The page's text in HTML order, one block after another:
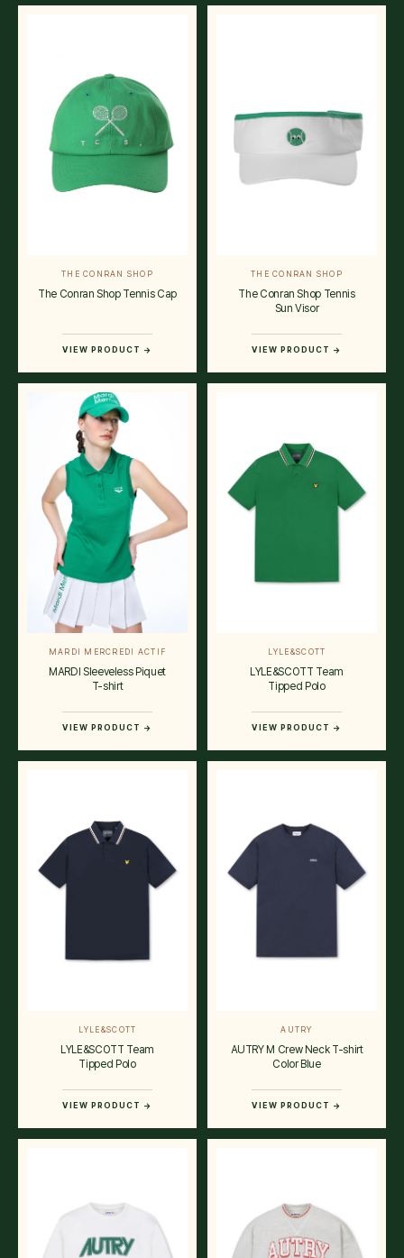
THE CONRAN SHOP
The Conran Shop Tennis Cap
VIEW PRODUCT →
THE CONRAN SHOP
The Conran Shop Tennis
Sun Visor
VIEW PRODUCT →
MARDI MERCREDI ACTIF
MARDI Sleeveless Piquet
T-shirt
VIEW PRODUCT →
LYLE&SCOTT
LYLE&SCOTT Team
Tipped Polo
VIEW PRODUCT →
LYLE&SCOTT
LYLE&SCOTT Team
Tipped Polo
VIEW PRODUCT →
AUTRY
AUTRY M Crew Neck T-shirt
Color Blue
VIEW PRODUCT →